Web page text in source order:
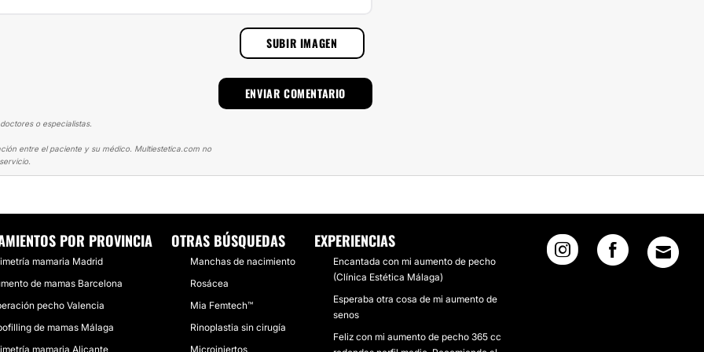
SUBIR IMAGEN
o especialistas.
entre el paciente y su médico. Multiestetica.com no
DE PECHO
POR PROVINCIA
mamaria Madrid
de mamas Barcelona
pecho Valencia
de mamas Málaga
mamaria Alicante
OTRAS BÚSQUEDAS
Manchas de nacimiento
Rosácea
Mia Femtech™
Rinoplastia sin cirugía
Microinjertos
EXPERIENCIAS
Encantada con mi aumento de pecho
(Clínica Estética Málaga)
Esperaba otra cosa de mi aumento de
senos
Feliz con mi aumento de pecho 365 cc